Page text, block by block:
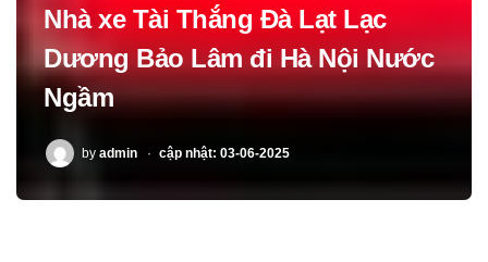
Nhà xe Tài Thắng Đà Lạt Lạc
Dương Bảo Lâm đi Hà Nội Nước
Ngầm
POSTED
by admin cập nhật: 03-06-2025